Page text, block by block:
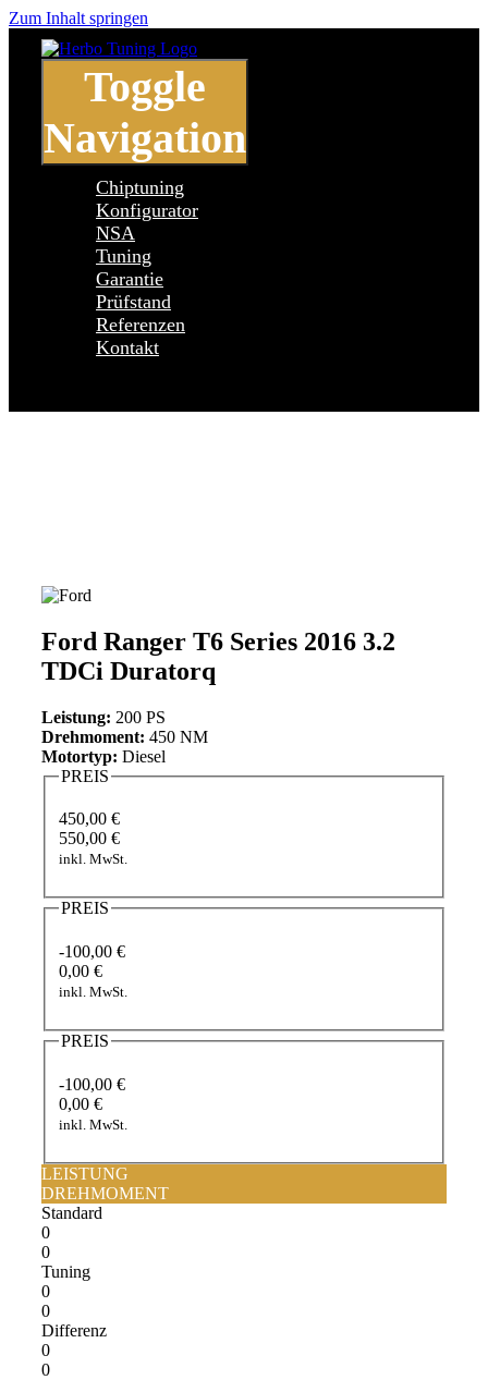
Zum Inhalt springen
Toggle
Navigation
Chiptuning
Konfigurator
NSA
Tuning
Garantie
Prüfstand
Referenzen
Kontakt
Ford Ranger T6 Series 2016 3.2
TDCi Duratorq
Leistung: 200 PS
Drehmoment: 450 NM
Motortyp: Diesel
PREIS
450,00 €
550,00 €
inkl. MwSt.
PREIS
-100,00 €
0,00 €
inkl. MwSt.
PREIS
-100,00 €
0,00 €
inkl. MwSt.
LEISTUNG
DREHMOMENT
Standard
0
0
Tuning
0
0
Differenz
0
0